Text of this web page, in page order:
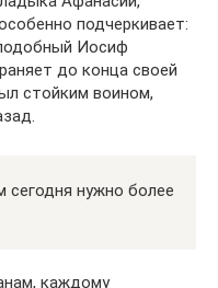
подчеркивает:
Иосиф
до конца своей
стойким воином,
сегодня нужно более
каждому